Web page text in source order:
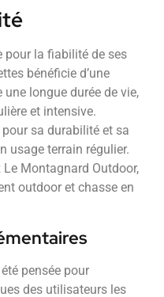
pour la fiabilité de ses
bénéficie d’une
longue durée de vie,
et intensive.
sa durabilité et sa
usage terrain régulier.
Montagnard Outdoor,
outdoor et chasse en
pensée pour
des utilisateurs les